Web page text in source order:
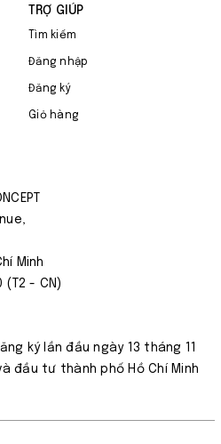
TRỢ GIÚP
Tìm kiếm
Đăng nhập
Đăng ký
Giỏ hàng
Minh
(T2 - CN)
ký lần đầu ngày 13 tháng 11
đầu tư thành phố Hồ Chí Minh